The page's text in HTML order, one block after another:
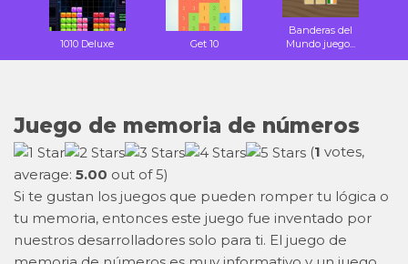
1010 Deluxe Get 10
Banderas del
Mundo juego...
Juego de memoria de números
(1 votes,
average: 5.00 out of 5)
Si te gustan los juegos que pueden romper tu lógica o
tu memoria, entonces este juego fue inventado por
nuestros desarrolladores solo para ti. El juego de